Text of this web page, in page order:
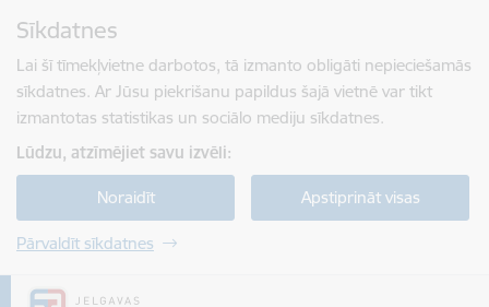
Sīkdatnes
Lai šī tīmekļvietne darbotos, tā izmanto obligāti nepieciešamās
sīkdatnes. Ar Jūsu piekrišanu papildus šajā vietnē var tikt
izmantotas statistikas un sociālo mediju sīkdatnes.
Lūdzu, atzīmējiet savu izvēli:
Noraidīt Apstiprināt visas
Pārvaldīt sīkdatnes